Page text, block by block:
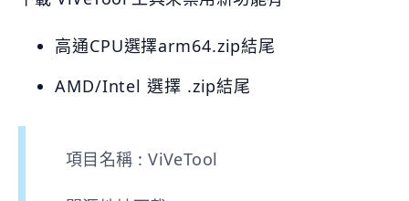
高通CPU選擇arm64.zip結尾
AMD/Intel 選擇 .zip結尾
項目名稱 : ViVeTool